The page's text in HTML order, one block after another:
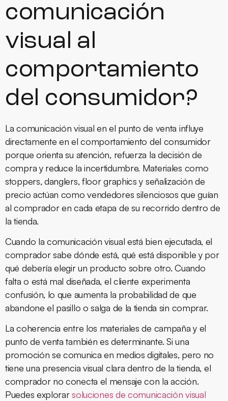
comunicación
visual al
comportamiento
del consumidor?
La comunicación visual en el punto de venta influye
directamente en el comportamiento del consumidor
porque orienta su atención, refuerza la decisión de
compra y reduce la incertidumbre. Materiales como
stoppers, danglers, floor graphics y señalización de
precio actúan como vendedores silenciosos que guían
al comprador en cada etapa de su recorrido dentro de
la tienda.
Cuando la comunicación visual está bien ejecutada, el
comprador sabe dónde está, qué está disponible y por
qué debería elegir un producto sobre otro. Cuando
falta o está mal diseñada, el cliente experimenta
confusión, lo que aumenta la probabilidad de que
abandone el pasillo o salga de la tienda sin comprar.
La coherencia entre los materiales de campaña y el
punto de venta también es determinante. Si una
promoción se comunica en medios digitales, pero no
tiene una presencia visual clara dentro de la tienda, el
comprador no conecta el mensaje con la acción.
Puedes explorarsoluciones de comunicación visual